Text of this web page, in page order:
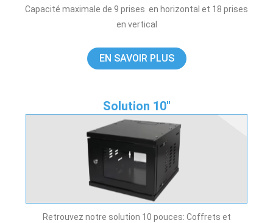
Capacité maximale de 9 prises en horizontal et 18 prises
en vertical
EN SAVOIR PLUS
Solution 10"
Retrouvez notre solution 10 pouces: Coffrets et